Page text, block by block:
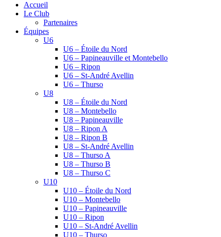
Accueil
Le Club
Partenaires
Équipes
U6
U6 – Étoile du Nord
U6 – Papineauville et Montebello
U6 – Ripon
U6 – St-André Avellin
U6 – Thurso
U8
U8 – Étoile du Nord
U8 – Montebello
U8 – Papineauville
U8 – Ripon A
U8 – Ripon B
U8 – St-André Avellin
U8 – Thurso A
U8 – Thurso B
U8 – Thurso C
U10
U10 – Étoile du Nord
U10 – Montebello
U10 – Papineauville
U10 – Ripon
U10 – St-André Avellin
U10 – Thurso